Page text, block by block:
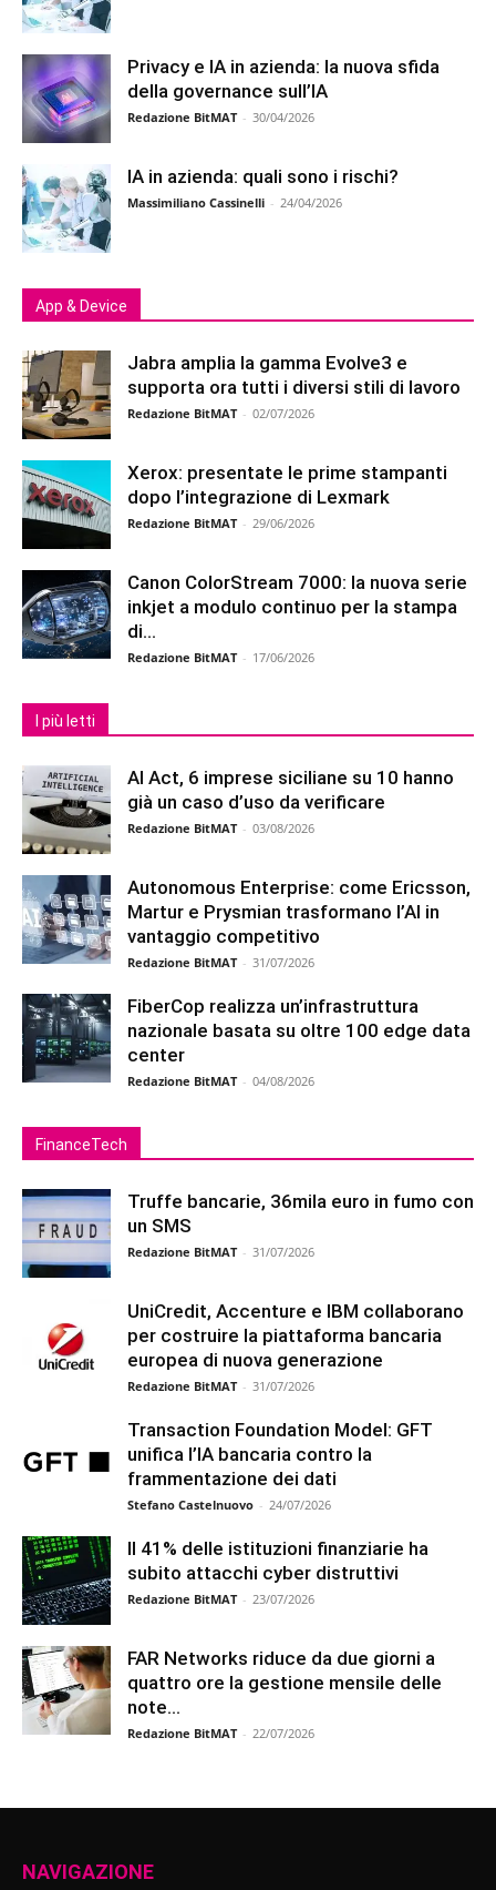
Privacy e IA in azienda: la nuova sfida
della governance sull’IA
Redazione BitMAT - 30/04/2026
IA in azienda: quali sono i rischi?
Massimiliano Cassinelli - 24/04/2026
App & Device
Jabra amplia la gamma Evolve3 e
supporta ora tutti i diversi stili di lavoro
Redazione BitMAT - 02/07/2026
Xerox: presentate le prime stampanti
dopo l’integrazione di Lexmark
Redazione BitMAT - 29/06/2026
Canon ColorStream 7000: la nuova serie
inkjet a modulo continuo per la stampa
di...
Redazione BitMAT - 17/06/2026
I più letti
AI Act, 6 imprese siciliane su 10 hanno
già un caso d’uso da verificare
Redazione BitMAT - 03/08/2026
Autonomous Enterprise: come Ericsson,
Martur e Prysmian trasformano l’AI in
vantaggio competitivo
Redazione BitMAT - 31/07/2026
FiberCop realizza un’infrastruttura
nazionale basata su oltre 100 edge data
center
Redazione BitMAT - 04/08/2026
FinanceTech
Truffe bancarie, 36mila euro in fumo con
un SMS
Redazione BitMAT - 31/07/2026
UniCredit, Accenture e IBM collaborano
per costruire la piattaforma bancaria
europea di nuova generazione
Redazione BitMAT - 31/07/2026
Transaction Foundation Model: GFT
unifica l’IA bancaria contro la
frammentazione dei dati
Stefano Castelnuovo - 24/07/2026
Il 41% delle istituzioni finanziarie ha
subito attacchi cyber distruttivi
Redazione BitMAT - 23/07/2026
FAR Networks riduce da due giorni a
quattro ore la gestione mensile delle
note...
Redazione BitMAT - 22/07/2026
NAVIGAZIONE